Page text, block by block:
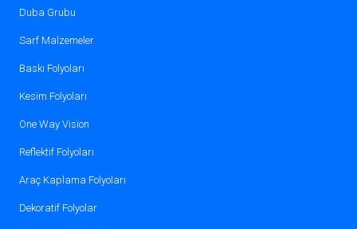
Duba Grubu
Sarf Malzemeler
Baskı Folyoları
Kesim Folyoları
One Way Vision
Reflektif Folyoları
Araç Kaplama Folyoları
Dekoratif Folyolar